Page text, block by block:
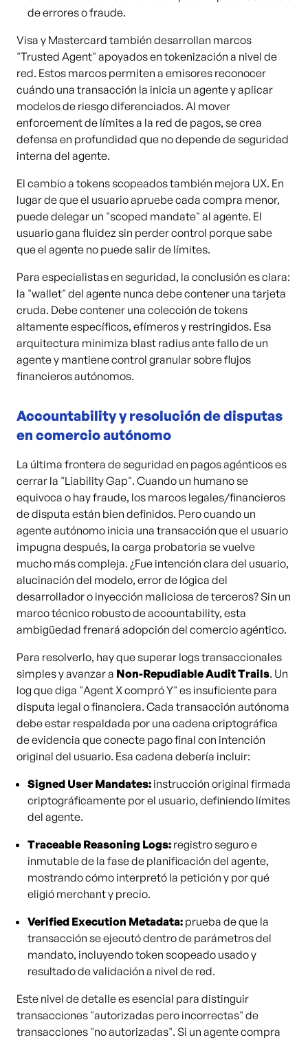
de errores o fraude.
Visa y Mastercard también desarrollan marcos
"Trusted Agent" apoyados en tokenización a nivel de
red. Estos marcos permiten a emisores reconocer
cuándo una transacción la inicia un agente y aplicar
modelos de riesgo diferenciados. Al mover
enforcement de límites a la red de pagos, se crea
defensa en profundidad que no depende de seguridad
interna del agente.
El cambio a tokens scopeados también mejora UX. En
lugar de que el usuario apruebe cada compra menor,
puede delegar un "scoped mandate" al agente. El
usuario gana fluidez sin perder control porque sabe
que el agente no puede salir de límites.
Para especialistas en seguridad, la conclusión es clara:
la "wallet" del agente nunca debe contener una tarjeta
cruda. Debe contener una colección de tokens
altamente específicos, efímeros y restringidos. Esa
arquitectura minimiza blast radius ante fallo de un
agente y mantiene control granular sobre flujos
financieros autónomos.
Accountability y resolución de disputas
en comercio autónomo
La última frontera de seguridad en pagos agénticos es
cerrar la "Liability Gap". Cuando un humano se
equivoca o hay fraude, los marcos legales/financieros
de disputa están bien definidos. Pero cuando un
agente autónomo inicia una transacción que el usuario
impugna después, la carga probatoria se vuelve
mucho más compleja. ¿Fue intención clara del usuario,
alucinación del modelo, error de lógica del
desarrollador o inyección maliciosa de terceros? Sin un
marco técnico robusto de accountability, esta
ambigüedad frenará adopción del comercio agéntico.
Para resolverlo, hay que superar logs transaccionales
simples y avanzar a Non-Repudiable Audit Trails. Un
log que diga "Agent X compró Y" es insuficiente para
disputa legal o financiera. Cada transacción autónoma
debe estar respaldada por una cadena criptográfica
de evidencia que conecte pago final con intención
original del usuario. Esa cadena debería incluir:
Signed User Mandates: instrucción original firmada
criptográficamente por el usuario, definiendo límites
del agente.
Traceable Reasoning Logs: registro seguro e
inmutable de la fase de planificación del agente,
mostrando cómo interpretó la petición y por qué
eligió merchant y precio.
Verified Execution Metadata: prueba de que la
transacción se ejecutó dentro de parámetros del
mandato, incluyendo token scopeado usado y
resultado de validación a nivel de red.
Este nivel de detalle es esencial para distinguir
transacciones "autorizadas pero incorrectas" de
transacciones "no autorizadas". Si un agente compra